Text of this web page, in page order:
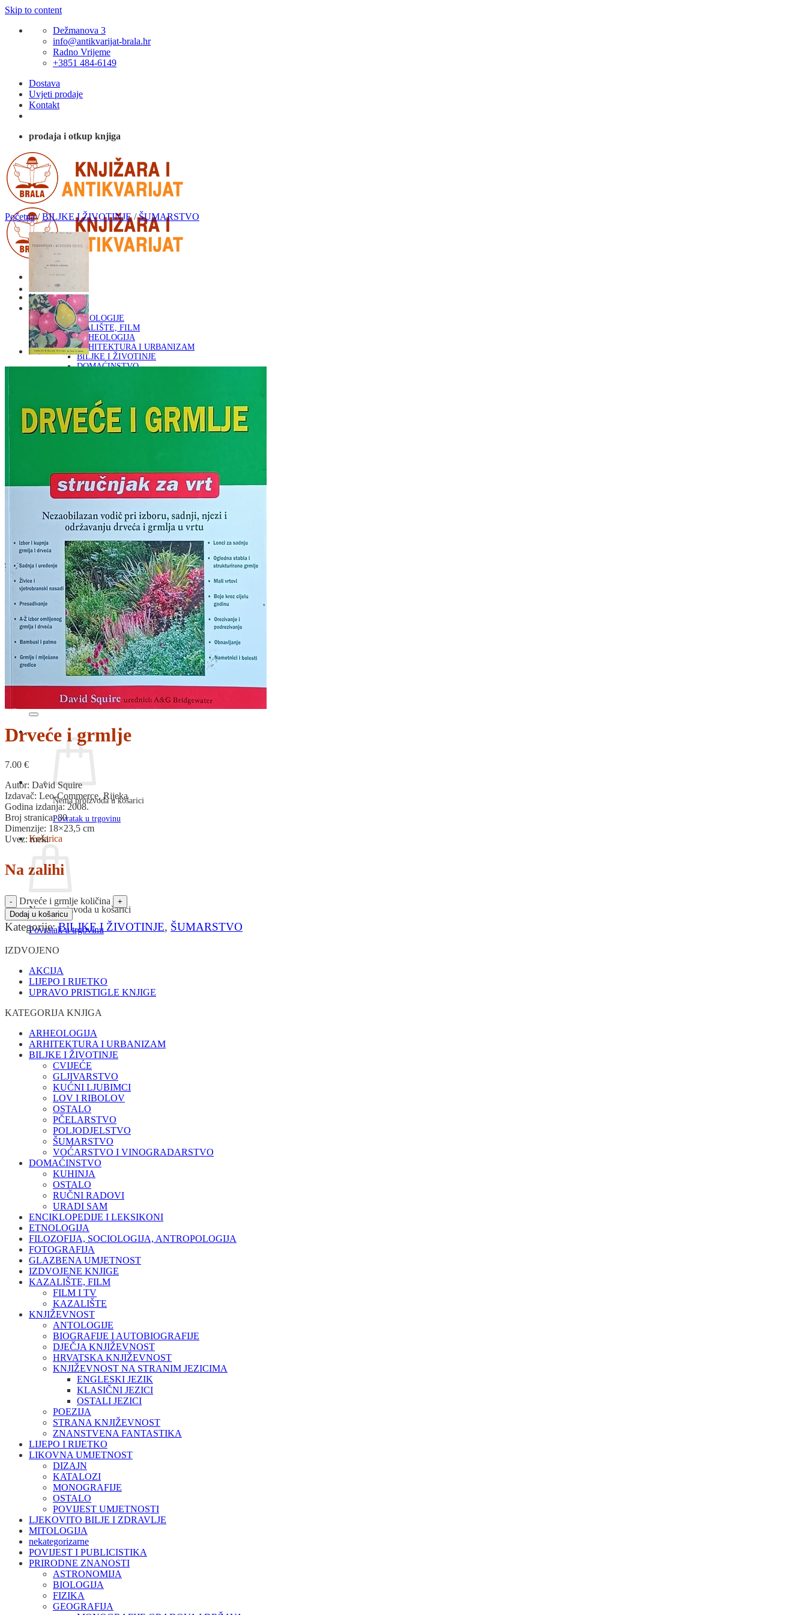
Skip to content
Dežmanova 3
info@antikvarijat-brala.hr
Radno Vrijeme
+3851 484-6149
Dostava
Uvjeti prodaje
Kontakt
prodaja i otkup knjiga
Naslovna
KNJIGE
OD ARHEOLOGIJE
DO KAZALIŠTE, FILM
ARHEOLOGIJA
ARHITEKTURA I URBANIZAM
BILJKE I ŽIVOTINJE
DOMAĆINSTVO
FOTOGRAFIJA
GLAZBENA UMJETNOST
KAZALIŠTE, FILM
OD KNJIŽEVNOST
LJEKOVITO BILJE I ZDRAVLJE
MITOLOGIJA
POVIJEST I PUBLICISTIKA
PRIRODNE ZNANOSTI
PSIHOLOGIJA, POPULARNA PSIHOLOGIJA,
ALTERNATIVA
RAZNO
RELIGIJA
OD RJEČNIKA
DO ZEMLJOVIDA
RJEČNICI, GRAMATIKE, PRAVOPISI…
ŠAH
SPORT
STRIPOVI
TEHNIČKE ZNANOSTI
TEORIJA I POVIJEST KNJIŽEVNOSTI
VEDUTE
ZAGREB
ZEMLJOVIDI
Otkup knjiga
O nama
AKCIJA
Pretraži:
Nema proizvoda u košarici
Povratak u trgovinu
Košarica
Nema proizvoda u košarici
Povratak u trgovinu
Početna / BILJKE I ŽIVOTINJE / ŠUMARSTVO
Drveće i grmlje
7.00 €
Autor: David Squire
Izdavač: Leo-Commerce, Rijeka
Godina izdanja: 2008.
Broj stranica: 80
Dimenzije: 18×23,5 cm
Uvez: meki
Na zalihi
Drveće i grmlje količina
Dodaj u košaricu
Kategorije:BILJKE I ŽIVOTINJE, ŠUMARSTVO
IZDVOJENO
AKCIJA
LIJEPO I RIJETKO
UPRAVO PRISTIGLE KNJIGE
KATEGORIJA KNJIGA
ARHEOLOGIJA
ARHITEKTURA I URBANIZAM
BILJKE I ŽIVOTINJE
CVIJEĆE
GLJIVARSTVO
KUĆNI LJUBIMCI
LOV I RIBOLOV
OSTALO
PČELARSTVO
POLJODJELSTVO
ŠUMARSTVO
VOĆARSTVO I VINOGRADARSTVO
DOMAĆINSTVO
KUHINJA
OSTALO
RUČNI RADOVI
URADI SAM
ENCIKLOPEDIJE I LEKSIKONI
ETNOLOGIJA
FILOZOFIJA, SOCIOLOGIJA, ANTROPOLOGIJA
FOTOGRAFIJA
GLAZBENA UMJETNOST
IZDVOJENE KNJIGE
KAZALIŠTE, FILM
FILM I TV
KAZALIŠTE
KNJIŽEVNOST
ANTOLOGIJE
BIOGRAFIJE I AUTOBIOGRAFIJE
DJEČJA KNJIŽEVNOST
HRVATSKA KNJIŽEVNOST
KNJIŽEVNOST NA STRANIM JEZICIMA
ENGLESKI JEZIK
KLASIČNI JEZICI
OSTALI JEZICI
POEZIJA
STRANA KNJIŽEVNOST
ZNANSTVENA FANTASTIKA
LIJEPO I RIJETKO
LIKOVNA UMJETNOST
DIZAJN
KATALOZI
MONOGRAFIJE
OSTALO
POVIJEST UMJETNOSTI
LJEKOVITO BILJE I ZDRAVLJE
MITOLOGIJA
nekategorizarne
POVIJEST I PUBLICISTIKA
PRIRODNE ZNANOSTI
ASTRONOMIJA
BIOLOGIJA
FIZIKA
GEOGRAFIJA